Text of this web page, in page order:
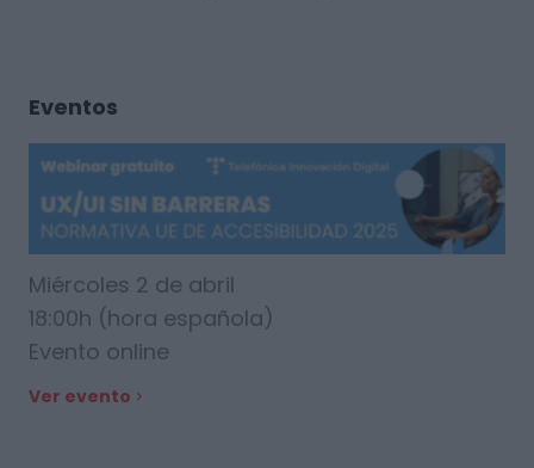
Eventos
Miércoles 2 de abril
18:00h (hora española)
Evento online
Ver evento